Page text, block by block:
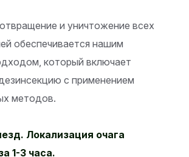
и уничтожение всех
обеспечивается нашим
который включает
с применением
методов.
Локализация очага
1-3 часа.